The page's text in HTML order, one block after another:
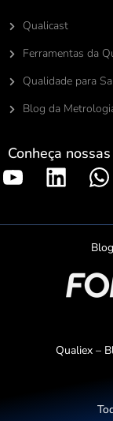
Qualicast
Ferramentas da
Qualidade para
Blog da
Conheça
Qualiex –